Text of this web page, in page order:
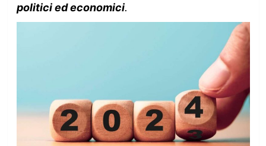
politici ed economici.